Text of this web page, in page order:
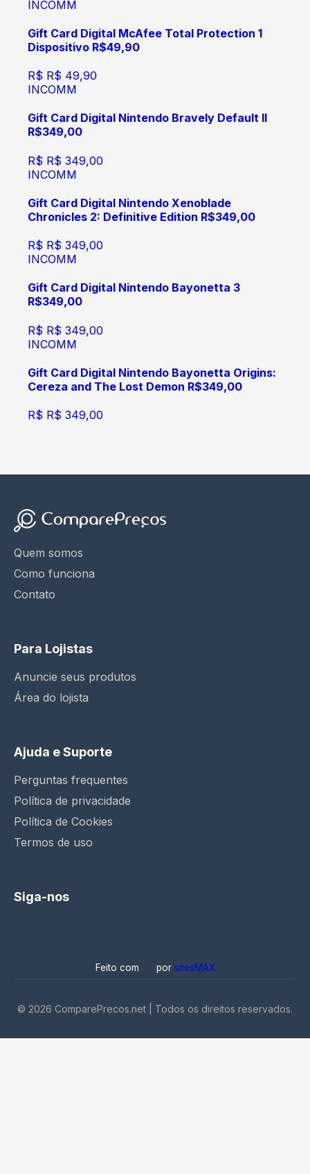
INCOMM
Gift Card Digital McAfee Total Protection 1
Dispositivo R$49,90
R$ R$ 49,90
INCOMM
Gift Card Digital Nintendo Bravely Default II
R$349,00
R$ R$ 349,00
INCOMM
Gift Card Digital Nintendo Xenoblade
Chronicles 2: Definitive Edition R$349,00
R$ R$ 349,00
INCOMM
Gift Card Digital Nintendo Bayonetta 3
R$349,00
R$ R$ 349,00
INCOMM
Gift Card Digital Nintendo Bayonetta Origins:
Cereza and The Lost Demon R$349,00
R$ R$ 349,00
Quem somos
Como funciona
Contato
Para Lojistas
Anuncie seus produtos
Área do lojista
Ajuda e Suporte
Perguntas frequentes
Política de privacidade
Política de Cookies
Termos de uso
Siga-nos
Feito com por sitesMAX
© 2026 ComparePrecos.net | Todos os direitos reservados.